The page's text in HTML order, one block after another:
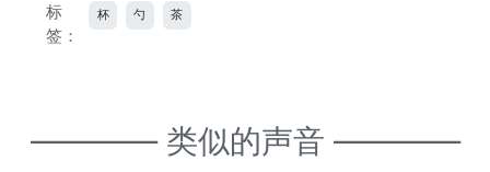
标
签：
杯 勺 茶
———— 类似的声音 ————